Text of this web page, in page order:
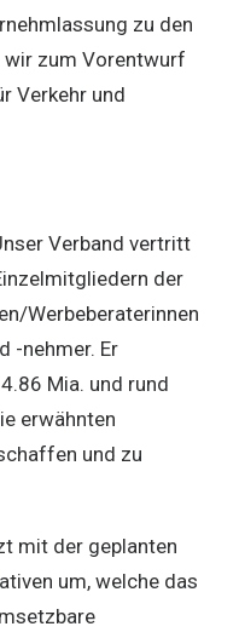
zu den
wir zum Vorentwurf
Verkehr und
Verband vertritt
der
Werbeberaterinnen
-nehmer. Er
Mia. und rund
erwähnten
und zu
mit der geplanten
um, welche das